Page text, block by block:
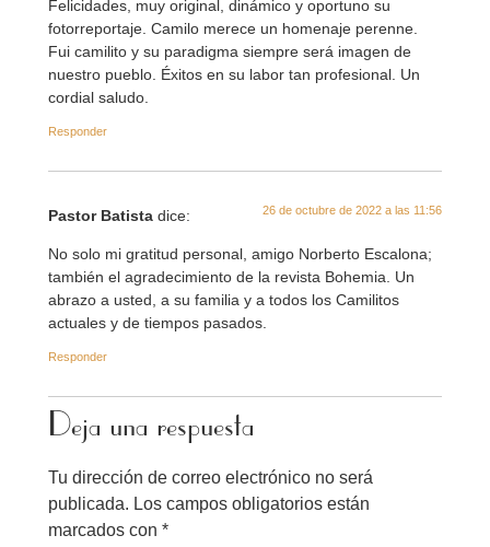
Felicidades, muy original, dinámico y oportuno su
fotorreportaje. Camilo merece un homenaje perenne.
Fui camilito y su paradigma siempre será imagen de
nuestro pueblo. Éxitos en su labor tan profesional. Un
cordial saludo.
Responder
Pastor Batista dice: 26 de octubre de 2022 a las 11:56
No solo mi gratitud personal, amigo Norberto Escalona;
también el agradecimiento de la revista Bohemia. Un
abrazo a usted, a su familia y a todos los Camilitos
actuales y de tiempos pasados.
Responder
Deja una respuesta
Tu dirección de correo electrónico no será
publicada. Los campos obligatorios están
marcados con *